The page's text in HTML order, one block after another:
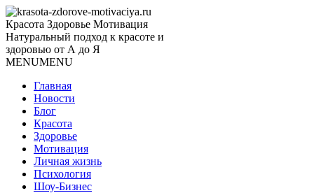
Красота Здоровье Мотивация
Натуральный подход к красоте и
здоровью от А до Я
MENUMENU
Главная
Новости
Блог
Красота
Здоровье
Мотивация
Личная жизнь
Психология
Шоу-Бизнес